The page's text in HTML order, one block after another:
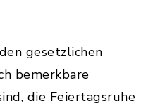
gesetzlichen
bemerkbare
die Feiertagsruhe